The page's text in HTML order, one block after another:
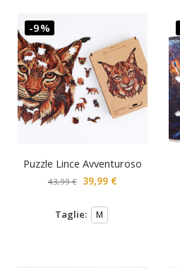
-9%
Puzzle Lince Avventuroso
43,99€ 39,99 €
Taglie: M